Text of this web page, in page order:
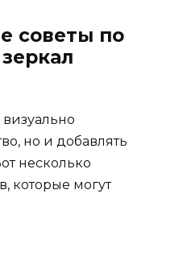
советы по
визуально
но и добавлять
несколько
которые могут